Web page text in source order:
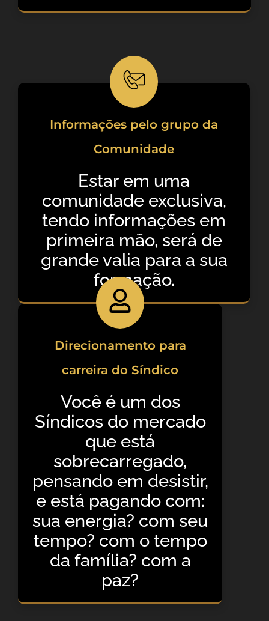
Informações pelo grupo da
Comunidade
Estar em uma
comunidade exclusiva,
tendo informações em
primeira mão, será de
grande valia para a sua
formação.
Direcionamento para
carreira do Síndico
Você é um dos
Síndicos do mercado
que está
sobrecarregado,
pensando em desistir,
e está pagando com:
sua energia? com seu
tempo? com o tempo
da família? com a
paz?